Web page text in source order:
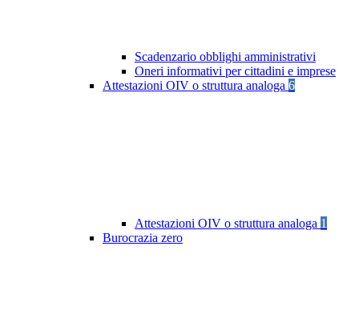
Scadenzario obblighi amministrativi
Oneri informativi per cittadini e imprese
Attestazioni OIV o struttura analoga 6
Attestazioni OIV o struttura analoga 1
Burocrazia zero